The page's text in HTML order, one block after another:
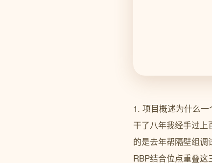
1. 项目概述为什么
干了八年我经手过上
的是去年帮隔壁组调
RBP结合位点重叠